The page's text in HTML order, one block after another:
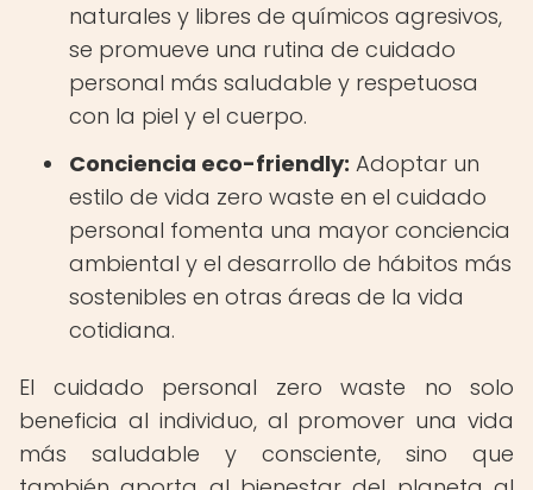
naturales y libres de químicos agresivos,
se promueve una rutina de cuidado
personal más saludable y respetuosa
con la piel y el cuerpo.
Conciencia eco-friendly: Adoptar un
estilo de vida zero waste en el cuidado
personal fomenta una mayor conciencia
ambiental y el desarrollo de hábitos más
sostenibles en otras áreas de la vida
cotidiana.
El cuidado personal zero waste no solo
beneficia al individuo, al promover una vida
más saludable y consciente, sino que